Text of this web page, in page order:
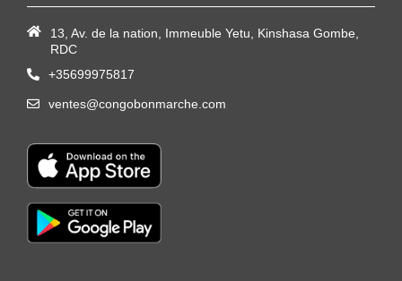
13, Av. de la nation, Immeuble Yetu, Kinshasa Gombe,
RDC
+35699975817
ventes@congobonmarche.com